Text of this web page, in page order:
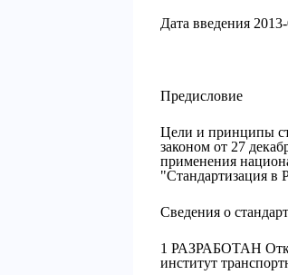
Дата введения
Предисловие
Цели и принципы
законом от 27
применения
"Стандартизация в
Сведения о
1 РАЗРАБОТАН
институт